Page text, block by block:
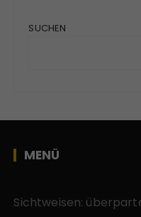
SUCHEN
MENÜ
Sichtweisen: